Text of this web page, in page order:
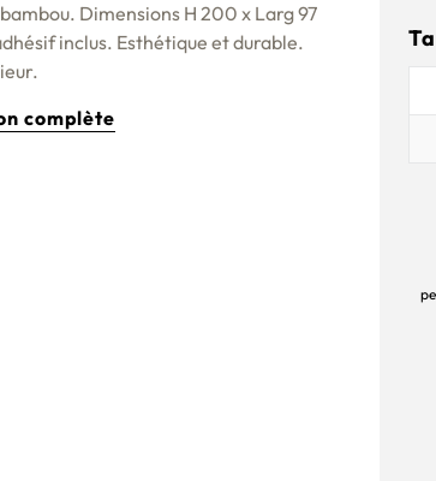
Dimensions H 200 x Larg 97
inclus. Esthétique et durable.
complète